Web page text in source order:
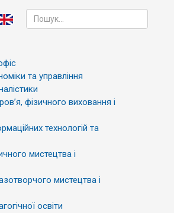
та управління
фізичного виховання і
технологій та
мистецтва і
мистецтва і
освіти